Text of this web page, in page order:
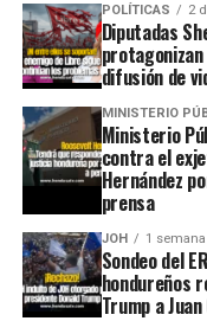
POLÍTICAS 2
Diputadas
difusión de
MINISTERIO
Ministerio
contra el
Hernández
prensa
JOH 1
Sondeo del
hondureños
Trump a